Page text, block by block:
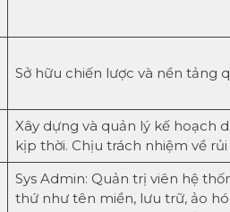
Sở hữu chiến lược và nền tảng
Xây dựng và quản lý kế hoạch
kịp thời. Chịu trách nhiệm về
Sys Admin: Quản trị viên hệ
thứ như tên miền, lưu trữ, ảo